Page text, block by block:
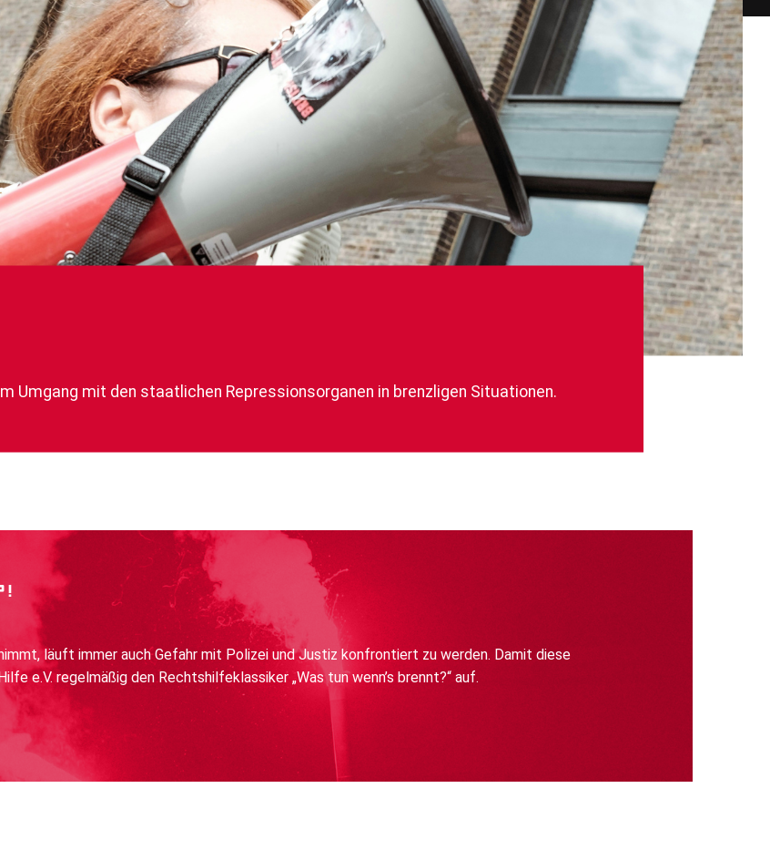
Umgang mit den staatlichen Repressionsorganen in brenzligen Situationen.
läuft immer auch Gefahr mit Polizei und Justiz konfrontiert zu werden. Damit diese
e.V. regelmäßig den Rechtshilfeklassiker „Was tun wenn’s brennt?“ auf.